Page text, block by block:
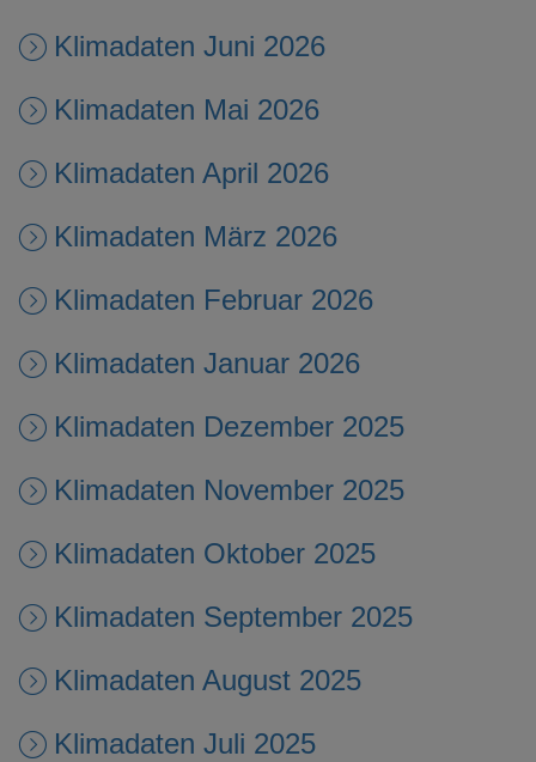
Klimadaten Juni 2026
Klimadaten Mai 2026
Klimadaten April 2026
Klimadaten März 2026
Klimadaten Februar 2026
Klimadaten Januar 2026
Klimadaten Dezember 2025
Klimadaten November 2025
Klimadaten Oktober 2025
Klimadaten September 2025
Klimadaten August 2025
Klimadaten Juli 2025